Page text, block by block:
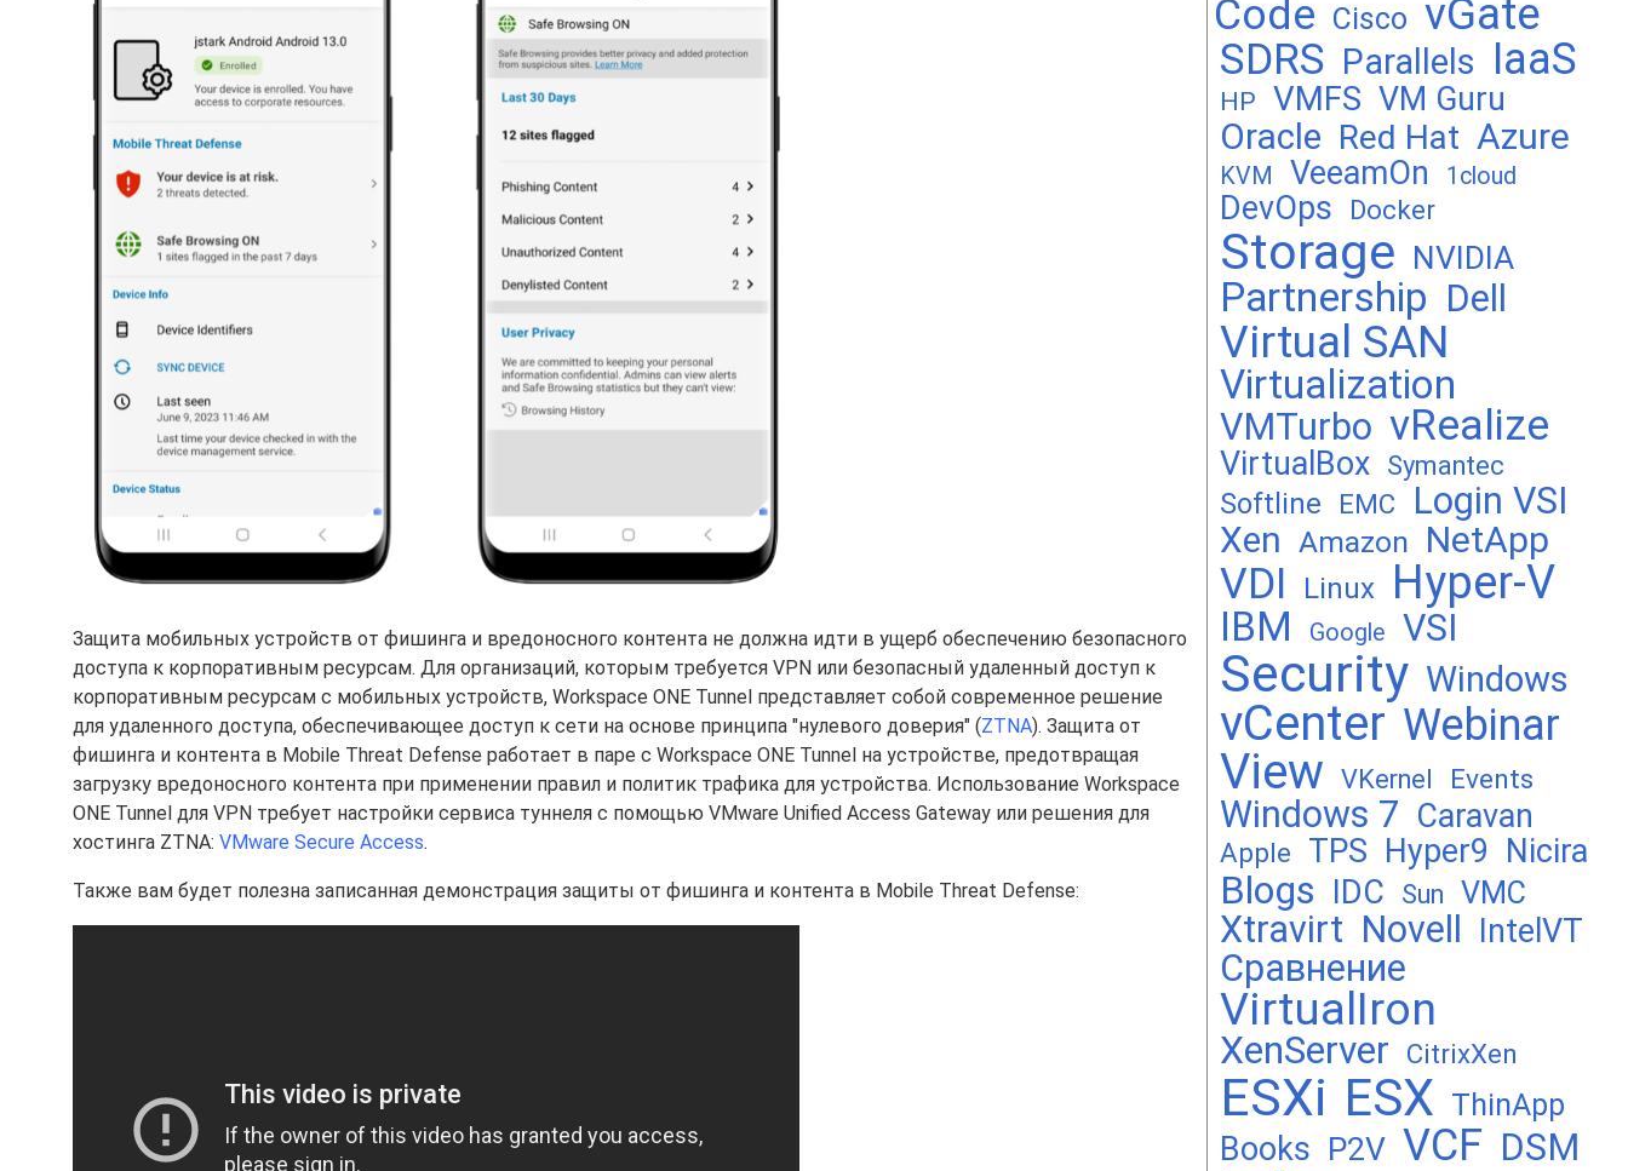
Защита мобильных устройств от фишинга и вредоносного контента не должна идти в ущерб обеспечению безопасного
доступа к корпоративным ресурсам. Для организаций, которым требуется VPN или безопасный удаленный доступ к
корпоративным ресурсам с мобильных устройств, Workspace ONE Tunnel представляет собой современное решение
для удаленного доступа, обеспечивающее доступ к сети на основе принципа "нулевого доверия" (ZTNA). Защита от
фишинга и контента в Mobile Threat Defense работает в паре с Workspace ONE Tunnel на устройстве, предотвращая
загрузку вредоносного контента при применении правил и политик трафика для устройства. Использование Workspace
ONE Tunnel для VPN требует настройки сервиса туннеля с помощью VMware Unified Access Gateway или решения для
хостинга ZTNA: VMware Secure Access.
Также вам будет полезна записанная демонстрация защиты от фишинга и контента в Mobile Threat Defense:
Code Cisco vGate
SDRS Parallels IaaS
HP VMFS VM Guru
Oracle Red Hat Azure
KVM VeeamOn 1cloud
DevOps Docker
Storage NVIDIA
Partnership Dell
Virtual SAN
Virtualization
VMTurbo vRealize
VirtualBox Symantec
Softline EMC
Login VSI
Xen Amazon NetApp
VDI Linux Hyper-V
IBM Google VSI
Security Windows
vCenter Webinar
View VKernel Events
Windows 7 Caravan
Apple TPS Hyper9 Nicira
Blogs IDC Sun VMC
Xtravirt Novell IntelVT
Сравнение
VirtualIron
XenServer CitrixXen
ESXi ESX ThinApp
Books P2V VCF DSM